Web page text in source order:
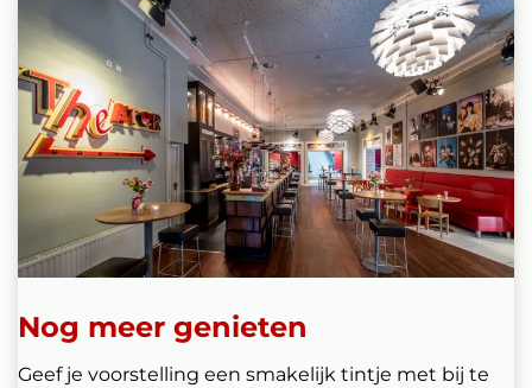
Nog meer genieten
Geef je voorstelling een smakelijk tintje met bij te